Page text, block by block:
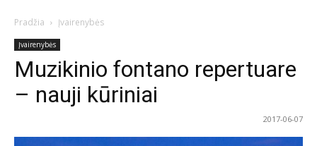
Pradžia Įvairenybės
Įvairenybės
Muzikinio fontano repertuare
– nauji kūriniai
2017-06-07